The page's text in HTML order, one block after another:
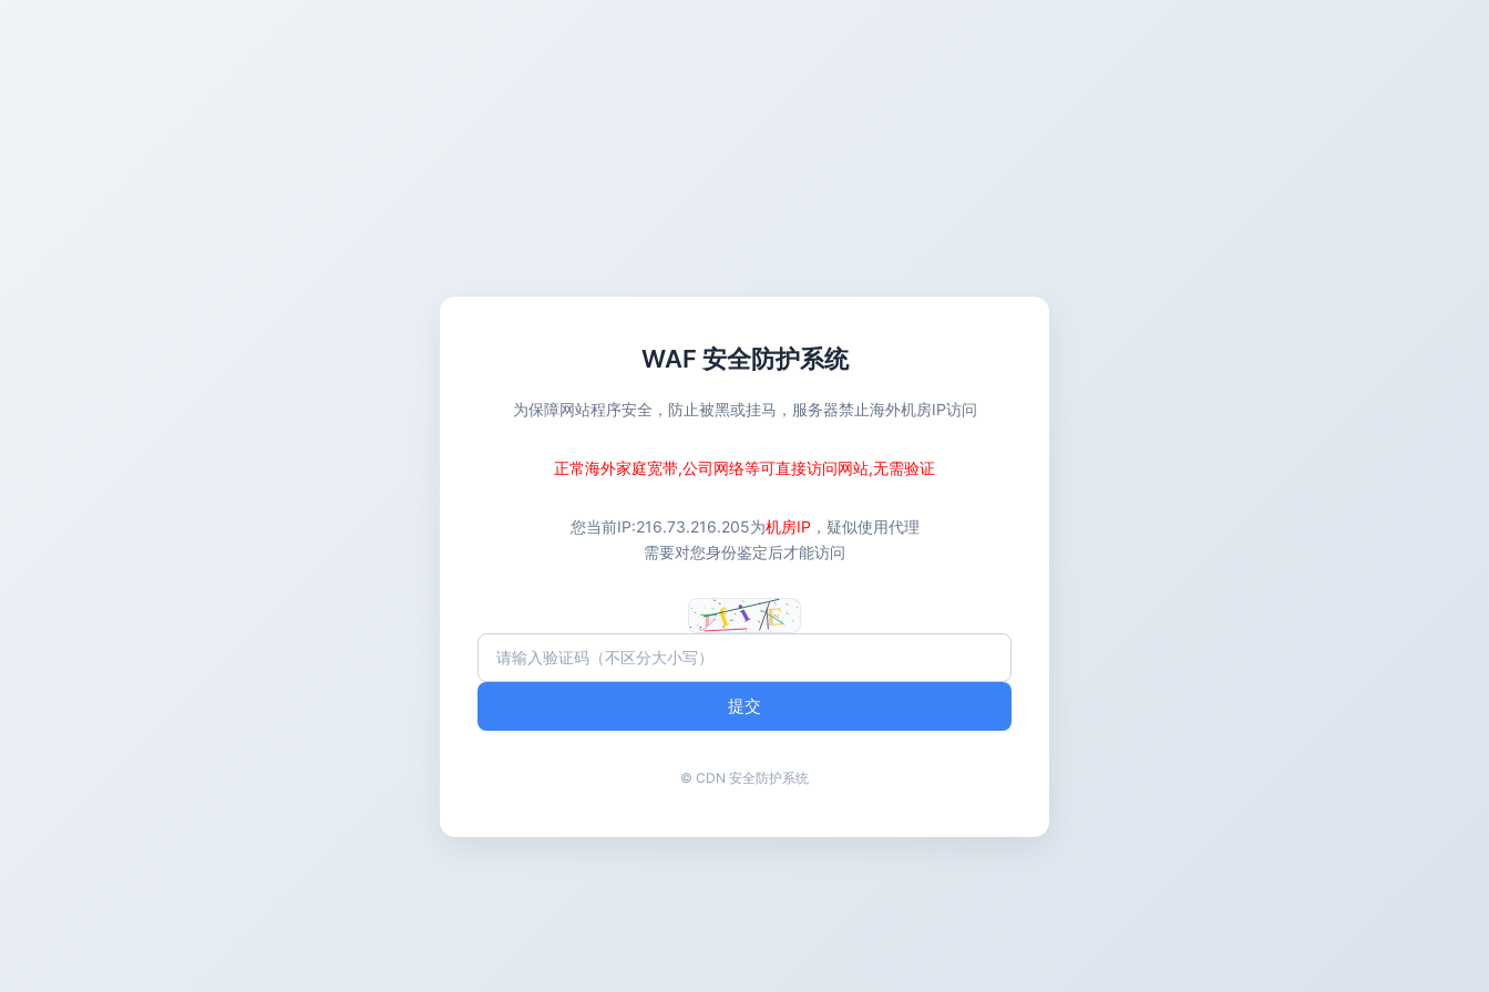
WAF 安全防护系统
为保障网站程序安全，防止被黑或挂马，服务器禁止海外机房IP访问
正常海外家庭宽带,公司网络等可直接访问网站,无需验证
您当前IP:216.73.216.205为机房IP ，疑似使用代理
需要对您身份鉴定后才能访问
提交
© CDN 安全防护系统